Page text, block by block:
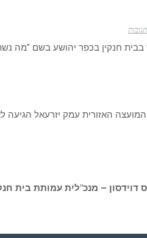
האזורית עמק יזרעאל
דוידסון – מנכ"לית עמותת בית